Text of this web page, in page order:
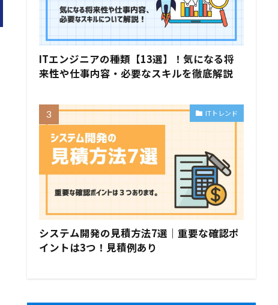
ITエンジニアの種類【13選】！気になる将
来性や仕事内容・必要なスキルを徹底解説
ITトレンド
システム開発の見積方法7選｜重要な確認ポ
イントは3つ！見積例あり